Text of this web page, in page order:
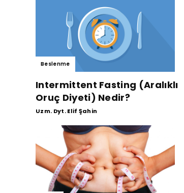
Beslenme
Intermittent Fasting (Aralıklı
Oruç Diyeti) Nedir?
Uzm. Dyt. Elif Şahin